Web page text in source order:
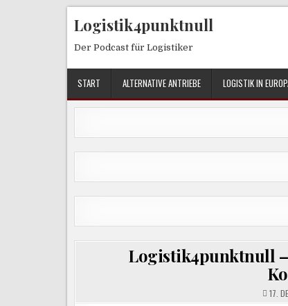
Logistik4punktnull
Der Podcast für Logistiker
START ALTERNATIVE ANTRIEBE LOGISTIK IN
Logistik4punktnull
17.